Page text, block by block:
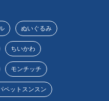
ぬいぐるみ
ちいかわ
モンチッチ
ペットスンスン